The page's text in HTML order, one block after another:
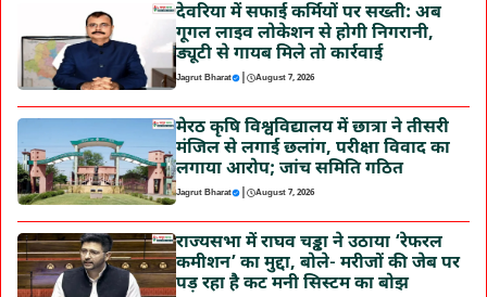
देवरिया में सफाई कर्मियों पर सख्ती: अब
गूगल लाइव लोकेशन से होगी निगरानी,
ड्यूटी से गायब मिले तो कार्रवाई
Jagrut Bharat | August 7, 2026
मेरठ कृषि विश्वविद्यालय में छात्रा ने तीसरी
मंजिल से लगाई छलांग, परीक्षा विवाद का
लगाया आरोप; जांच समिति गठित
Jagrut Bharat | August 7, 2026
राज्यसभा में राघव चड्ढा ने उठाया ‘रेफरल
कमीशन’ का मुद्दा, बोले- मरीजों की जेब पर
पड़ रहा है कट मनी सिस्टम का बोझ